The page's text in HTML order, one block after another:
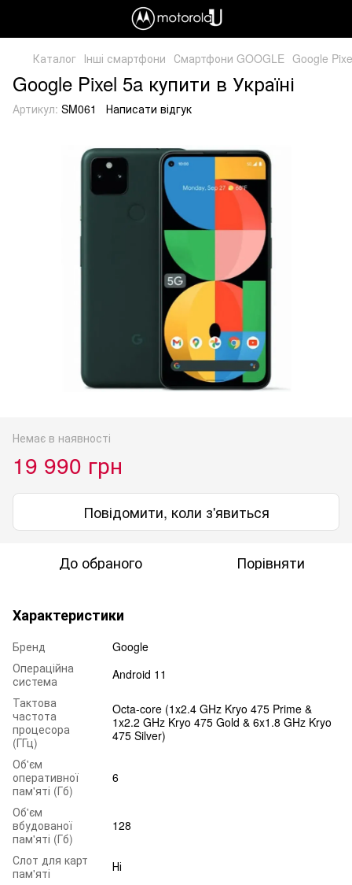
Каталог Інші смартфони Смартфони GOOGLE Google
Google Pixel 5a купити в Україні
Артикул: SM061 Написати відгук
Немає в наявності
19 990 грн
Повідомити, коли з'явиться
До обраного Порівняти
Характеристики
Бренд
Google
Операційна
система
Android 11
Тактова
частота
процесора
(ГГц)
Octa-core (1x2.4 GHz Kryo 475 Prime &
1x2.2 GHz Kryo 475 Gold & 6x1.8 GHz Kryo
475 Silver)
Об'єм
оперативної
пам'яті (Гб)
6
Об'єм
вбудованої
пам'яті (Гб)
128
Слот для карт
пам'яті
Ні